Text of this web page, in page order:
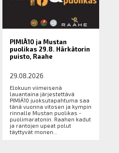
PIMIÄ10 ja Mustan
puolikas 29.8. Härkätorin
puisto, Raahe
29.08.2026
Elokuun viimeisenä
lauantaina järjestettävä
PIMIÄ10 juoksutapahtuma saa
tänä vuonna vitosen ja kympin
rinnalle Mustan puolikas -
puolimaratonin. Raahen kadut
ja rantojen upeat polut
täyttyvät monen...